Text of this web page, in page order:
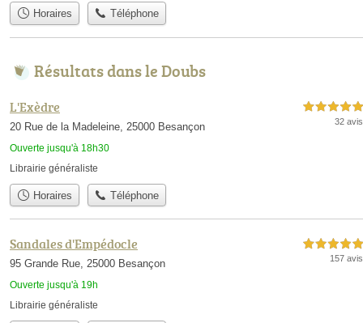
Horaires Téléphone
Résultats dans le Doubs
L'Exèdre
20 Rue de la Madeleine, 25000 Besançon
Ouverte jusqu'à 18h30
5,0 étoiles sur 5
32 avis
Librairie généraliste
Horaires Téléphone
Sandales d'Empédocle
95 Grande Rue, 25000 Besançon
Ouverte jusqu'à 19h
5,0 étoiles sur 5
157 avis
Librairie généraliste